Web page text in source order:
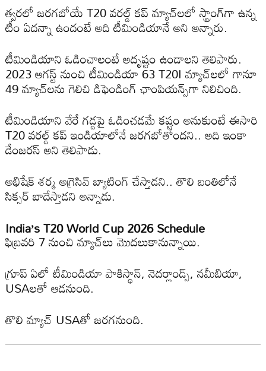
త్వ‌ర‌లో జ‌ర‌గ‌బోయే T20 వ‌ర‌ల్డ్ కప్ మ్యాచ్‌ల‌లో స్ట్రాంగ్‌గా ఉన్న
టీం ఏద‌న్నా ఉందంటే అది టీమిండియానే అని అన్నారు.
టీమిండియాని ఓడించాలంటే అదృష్టం ఉండాల‌ని తెలిపారు.
2023 ఆగ‌స్ట్ నుంచి టీమిండియా 63 T20I మ్యాచ్‌ల‌లో గానూ
49 మ్యాచ్‌ల‌ను గెలిచి డిఫెండింగ్ ఛాంపియ‌న్స్‌గా నిలిచింది.
టీమిండియాని వేరే గ‌డ్డ‌పై ఓడించ‌డ‌మే క‌ష్టం అనుకుంటే ఈసారి
T20 వ‌ర‌ల్డ్ క‌ప్ ఇండియాలోనే జ‌ర‌గ‌బోతోంద‌ని.. అది ఇంకా
డేంజ‌ర‌స్ అని తెలిపాడు.
అభిషేక్ శ‌ర్మ అగ్రెసివ్ బ్యాటింగ్ చేస్తాడ‌ని.. తొలి బంతిలోనే
సిక్స‌ర్ బాదేస్తాడ‌ని అన్నాడు.
India’s T20 World Cup 2026 Schedule
ఫిబ్ర‌వ‌రి 7 నుంచి మ్యాచ్‌లు మొద‌లుకానున్నాయి.
గ్రూప్ ఏలో టీమిండియా పాకిస్థాన్, నెద‌ర్లాండ్స్, న‌మీబియా,
USAల‌తో ఆడ‌నుంది.
తొలి మ్యాచ్ USAతో జ‌ర‌గ‌నుంది.